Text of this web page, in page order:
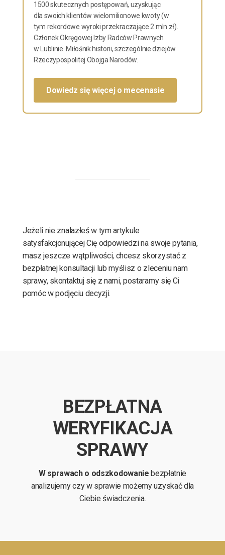
1500 skutecznych postępowań, uzyskując
dla swoich klientów wielomilionowe kwoty (w
tym rekordowe wyroki przekraczające 2 mln zł).
Członek Okręgowej Izby Radców Prawnych
w Lublinie. Miłośnik historii, szczególnie dziejów
Rzeczypospolitej Obojga Narodów.
Dowiedz się więcej o mecenasie
Jeżeli nie znalazłeś w tym artykule
satysfakcjonującej Cię odpowiedzi na swoje pytania,
masz jeszcze wątpliwości, chcesz skorzystać z
bezpłatnej konsultacji lub myślisz o zleceniu nam
sprawy, skontaktuj się z nami, postaramy się Ci
pomóc w podjęciu decyzji.
BEZPŁATNA
WERYFIKACJA
SPRAWY
W sprawach o odszkodowanie bezpłatnie
analizujemy czy w sprawie możemy uzyskać dla
Ciebie świadczenia.